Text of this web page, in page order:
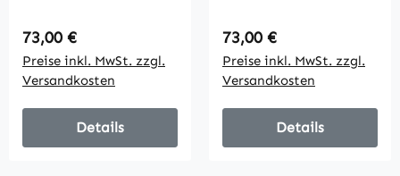
Regulärer Preis:
73,00 €
Preise inkl. MwSt. zzgl.
Versandkosten
Details
Regulärer Preis:
73,00 €
Preise inkl. MwSt. zzgl.
Versandkosten
Details